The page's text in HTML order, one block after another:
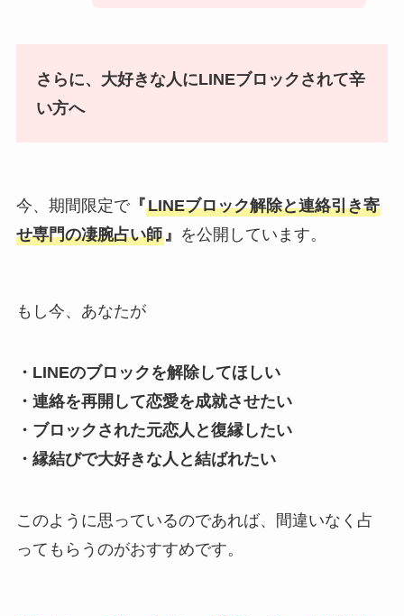
さらに、大好きな人にLINEブロックされて辛
い方へ
今、期間限定で『LINEブロック解除と連絡引き寄
せ専門の凄腕占い師』 を公開しています。
もし今、あなたが
・LINEのブロックを解除してほしい
・連絡を再開して恋愛を成就させたい
・ブロックされた元恋人と復縁したい
・縁結びで大好きな人と結ばれたい
このように思っているのであれば、間違いなく占
ってもらうのがおすすめです。